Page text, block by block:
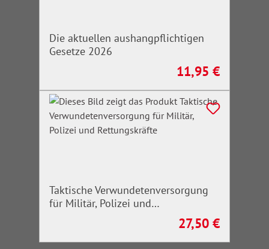
Die aktuellen aushangpflichtigen
Gesetze 2026
Regulärer Preis:
11,95 €
Taktische Verwundetenversorgung
für Militär, Polizei und
Regulärer Preis:
27,50 €